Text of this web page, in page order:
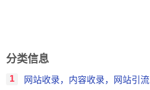
分类信息
1 网站收录，内容收录，网站引流